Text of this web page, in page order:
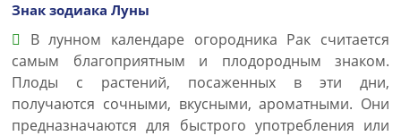
Знак зодиака Луны
В лунном календаре огородника Рак считается
самым благоприятным и плодородным знаком.
Плоды с растений, посаженных в эти дни,
получаются сочными, вкусными, ароматными. Они
предназначаются для быстрого употребления или